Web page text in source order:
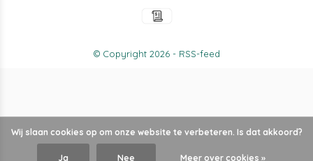
© Copyright 2026- RSS-feed
Wij slaan cookies op om onze website te verbeteren. Is dat akkoord?
Ja Nee Meer over cookies »